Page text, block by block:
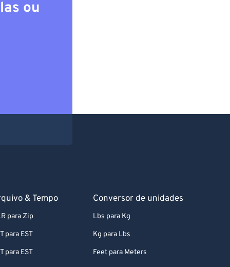
ou
& Tempo
para Zip
para EST
para EST
Conversor de unidades
Lbs para Kg
Kg para Lbs
Feet para Meters